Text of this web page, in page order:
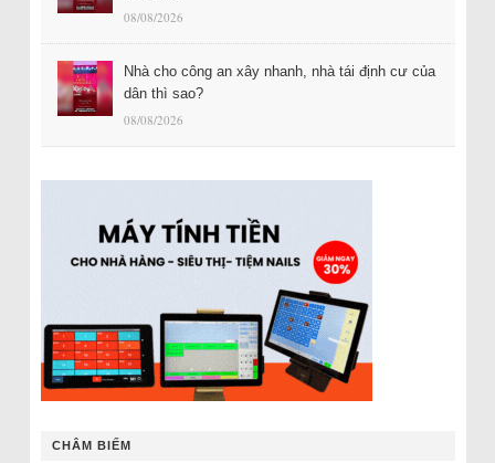
08/08/2026
Nhà cho công an xây nhanh, nhà tái định cư của
dân thì sao?
08/08/2026
CHÂM BIẾM